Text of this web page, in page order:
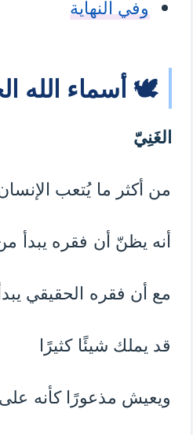
وفي النهاية
🕊️ أسماء الله
الغَنِيّ
من أكثر ما يُتعب
أنه يظنّ أن فقره يبدأ
مع أن فقره الحقيقي
قد يملك شيئًا كثيرًا
ويعيش مذعورًا كأنه على